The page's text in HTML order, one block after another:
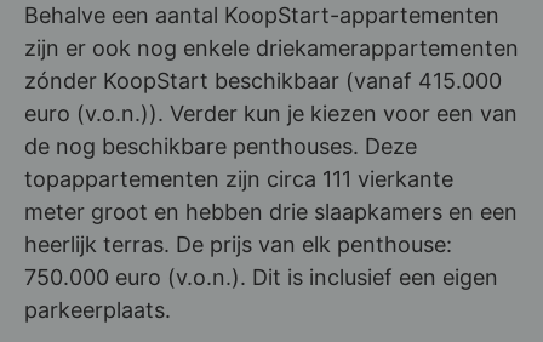
Behalve een aantal KoopStart-appartementen
zijn er ook nog enkele driekamerappartementen
zónder KoopStart beschikbaar (vanaf 415.000
euro (v.o.n.)). Verder kun je kiezen voor een van
de nog beschikbare penthouses. Deze
topappartementen zijn circa 111 vierkante
meter groot en hebben drie slaapkamers en een
heerlijk terras. De prijs van elk penthouse:
750.000 euro (v.o.n.). Dit is inclusief een eigen
parkeerplaats.